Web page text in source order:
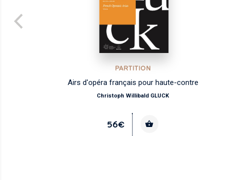
PARTITION
Airs d'opéra français pour haute-contre
Christoph Willibald GLUCK
56€